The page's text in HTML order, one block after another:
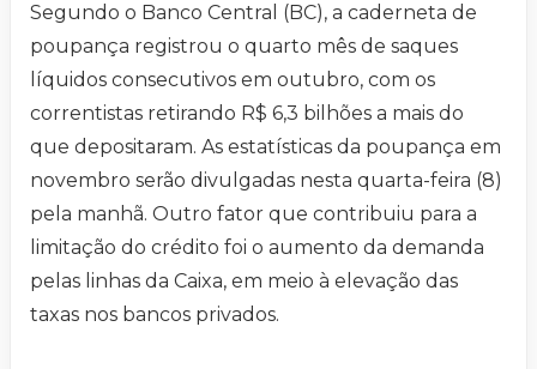
Segundo o Banco Central (BC), a caderneta de
poupança registrou o quarto mês de saques
líquidos consecutivos em outubro, com os
correntistas retirando R$ 6,3 bilhões a mais do
que depositaram. As estatísticas da poupança em
novembro serão divulgadas nesta quarta-feira (8)
pela manhã. Outro fator que contribuiu para a
limitação do crédito foi o aumento da demanda
pelas linhas da Caixa, em meio à elevação das
taxas nos bancos privados.